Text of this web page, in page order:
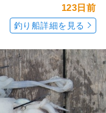
123日前
釣り船詳細を見る